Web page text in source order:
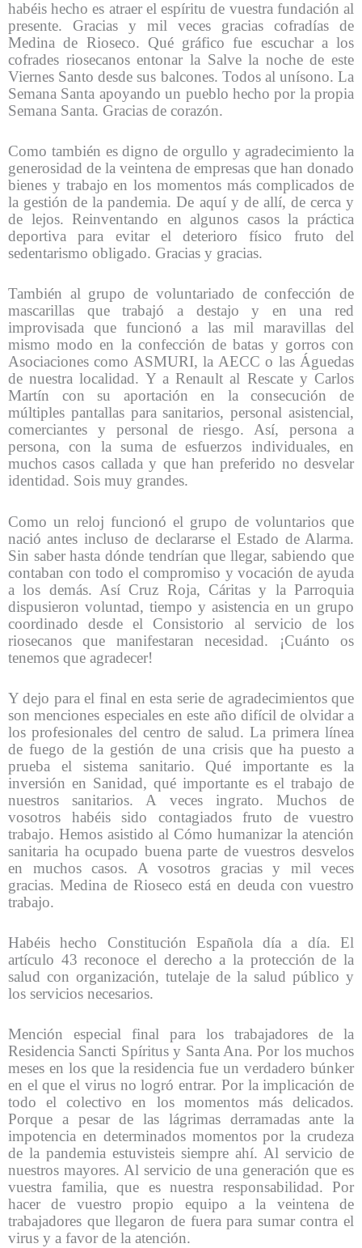
habéis hecho es atraer el espíritu de vuestra fundación al
presente. Gracias y mil veces gracias cofradías de
Medina de Rioseco. Qué gráfico fue escuchar a los
cofrades riosecanos entonar la Salve la noche de este
Viernes Santo desde sus balcones. Todos al unísono. La
Semana Santa apoyando un pueblo hecho por la propia
Semana Santa. Gracias de corazón.
Como también es digno de orgullo y agradecimiento la
generosidad de la veintena de empresas que han donado
bienes y trabajo en los momentos más complicados de
la gestión de la pandemia. De aquí y de allí, de cerca y
de lejos. Reinventando en algunos casos la práctica
deportiva para evitar el deterioro físico fruto del
sedentarismo obligado. Gracias y gracias.
También al grupo de voluntariado de confección de
mascarillas que trabajó a destajo y en una red
improvisada que funcionó a las mil maravillas del
mismo modo en la confección de batas y gorros con
Asociaciones como ASMURI, la AECC o las Águedas
de nuestra localidad. Y a Renault al Rescate y Carlos
Martín con su aportación en la consecución de
múltiples pantallas para sanitarios, personal asistencial,
comerciantes y personal de riesgo. Así, persona a
persona, con la suma de esfuerzos individuales, en
muchos casos callada y que han preferido no desvelar
identidad. Sois muy grandes.
Como un reloj funcionó el grupo de voluntarios que
nació antes incluso de declararse el Estado de Alarma.
Sin saber hasta dónde tendrían que llegar, sabiendo que
contaban con todo el compromiso y vocación de ayuda
a los demás. Así Cruz Roja, Cáritas y la Parroquia
dispusieron voluntad, tiempo y asistencia en un grupo
coordinado desde el Consistorio al servicio de los
riosecanos que manifestaran necesidad. ¡Cuánto os
tenemos que agradecer!
Y dejo para el final en esta serie de agradecimientos que
son menciones especiales en este año difícil de olvidar a
los profesionales del centro de salud. La primera línea
de fuego de la gestión de una crisis que ha puesto a
prueba el sistema sanitario. Qué importante es la
inversión en Sanidad, qué importante es el trabajo de
nuestros sanitarios. A veces ingrato. Muchos de
vosotros habéis sido contagiados fruto de vuestro
trabajo. Hemos asistido al Cómo humanizar la atención
sanitaria ha ocupado buena parte de vuestros desvelos
en muchos casos. A vosotros gracias y mil veces
gracias. Medina de Rioseco está en deuda con vuestro
trabajo.
Habéis hecho Constitución Española día a día. El
artículo 43 reconoce el derecho a la protección de la
salud con organización, tutelaje de la salud público y
los servicios necesarios.
Mención especial final para los trabajadores de la
Residencia Sancti Spíritus y Santa Ana. Por los muchos
meses en los que la residencia fue un verdadero búnker
en el que el virus no logró entrar. Por la implicación de
todo el colectivo en los momentos más delicados.
Porque a pesar de las lágrimas derramadas ante la
impotencia en determinados momentos por la crudeza
de la pandemia estuvisteis siempre ahí. Al servicio de
nuestros mayores. Al servicio de una generación que es
vuestra familia, que es nuestra responsabilidad. Por
hacer de vuestro propio equipo a la veintena de
trabajadores que llegaron de fuera para sumar contra el
virus y a favor de la atención.